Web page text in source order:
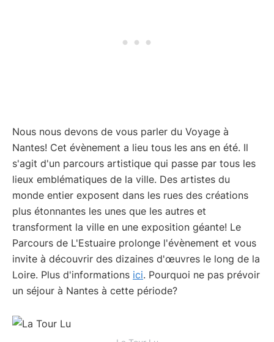
Nous nous devons de vous parler du Voyage à
Nantes! Cet évènement a lieu tous les ans en été. Il
s'agit d'un parcours artistique qui passe par tous les
lieux emblématiques de la ville. Des artistes du
monde entier exposent dans les rues des créations
plus étonnantes les unes que les autres et
transforment la ville en une exposition géante! Le
Parcours de L'Estuaire prolonge l'évènement et vous
invite à découvrir des dizaines d'œuvres le long de la
Loire. Plus d'informations ici. Pourquoi ne pas prévoir
un séjour à Nantes à cette période?